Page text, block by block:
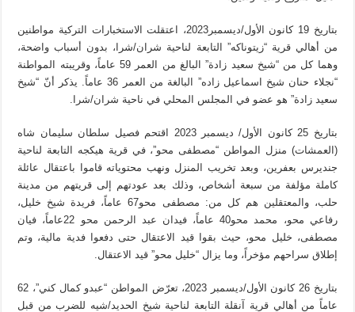
بتاريخ 19 كانون الأول/ديسمبر2023، اعتقلت الاستخبارات التركية مواطنين
من أهالي قرية “زيتوناكه” التابعة لناحية شران/شرا، بدون أسباب واضحة،
وهما كل من “شيخ سعيد زادة” البالغ من العمر 59 عاماً، وقريبته المواطنة
“نجلاء حنان شيخ اسماعيل زاده” البالغة من العمر 36 عاماً. يذكر أنّ “شيخ
سعيد زادة” هو عضو في المجلس المحلي في ناحية شران/شرا.
بتاريخ 25 كانون الأول/ ديسمبر 2023 اقتحم فصيل سلطان سليمان شاه
(العمشات) منزل المواطن “مصطفى محو”، في قرية هيكجه التابعة لناحية
جنديرس بعفرين، وبعد تخريب المنزل ونهب محتوياته قاموا باعتقال عائلة
كاملة مؤلفة من سبعة أشخاص، وذلك بعد عودتهم إلى قريتهم من مدينة
حلب، والمعتقلين هم كل من: مصطفى محو67 عاماً، فريدة شيخ خليل،
رفاعي محو، محمد محو40 عاماً، فيدان عبد الرحمن محو 22عاماً، فيان
مصطفى، خليل محو، حيث بقوا قيد الاعتقال حتى دفعوا فدية مالية، وتم
إطلاق سراحهم مؤخراً، وما يزال “خليل محو” قيد الاعتقال.
بتاريخ 26 كانون الأول/ديسمبر 2023، تعرّض المواطن “عبدو كمال كني”، 62
عاماً من أهالي قرية آنقلة التابعة لناحية شيخ الحديد/شيه للضرب من قبل